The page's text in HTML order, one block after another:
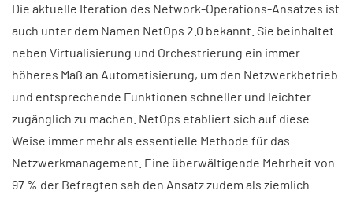
Die aktuelle Iteration des Network-Operations-Ansatzes ist
auch unter dem Namen NetOps 2.0 bekannt. Sie beinhaltet
neben Virtualisierung und Orchestrierung ein immer
höheres Maß an Automatisierung, um den Netzwerkbetrieb
und entsprechende Funktionen schneller und leichter
zugänglich zu machen. NetOps etabliert sich auf diese
Weise immer mehr als essentielle Methode für das
Netzwerkmanagement. Eine überwältigende Mehrheit von
97 % der Befragten sah den Ansatz zudem als ziemlich